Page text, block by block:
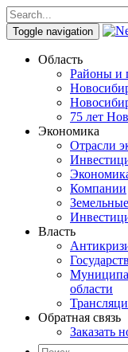
Toggle navigation
Область
Районы и
75 лет
Экономика
Отрасли
Компании
Власть
области
Обратная связь
Заказать